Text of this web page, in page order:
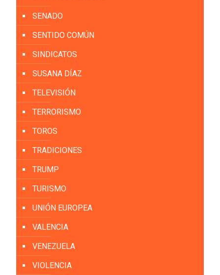
SENADO
SENTIDO COMÚN
SINDICATOS
SUSANA DÍAZ
TELEVISIÓN
TERRORISMO
TOROS
TRADICIONES
TRUMP
TURISMO
UNIÓN EUROPEA
VALENCIA
VENEZUELA
VIOLENCIA